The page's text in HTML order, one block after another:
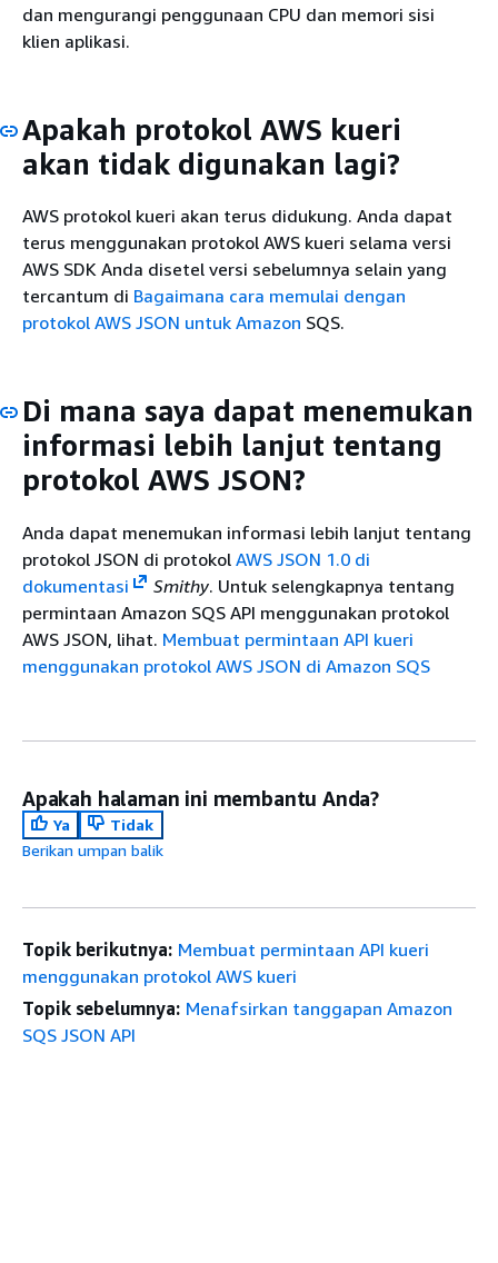
dan mengurangi penggunaan CPU dan memori sisi
klien aplikasi.
Apakah protokol AWS kueri
akan tidak digunakan lagi?
AWS protokol kueri akan terus didukung. Anda dapat
terus menggunakan protokol AWS kueri selama versi
AWS SDK Anda disetel versi sebelumnya selain yang
tercantum di Bagaimana cara memulai dengan
protokol AWS JSON untuk Amazon SQS.
Di mana saya dapat menemukan
informasi lebih lanjut tentang
protokol AWS JSON?
Anda dapat menemukan informasi lebih lanjut tentang
protokol JSON di protokol AWS JSON 1.0 di
dokumentasi
Smithy. Untuk selengkapnya tentang
permintaan Amazon SQS API menggunakan protokol
AWS JSON, lihat. Membuat permintaan API kueri
menggunakan protokol AWS JSON di Amazon SQS
Apakah halaman ini membantu Anda?
Ya
Tidak
Berikan umpan balik
Topik berikutnya: Membuat permintaan API kueri
menggunakan protokol AWS kueri
Topik sebelumnya: Menafsirkan tanggapan Amazon
SQS JSON API